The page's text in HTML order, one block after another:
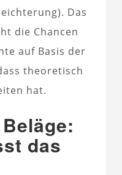
Das
die Chancen
auf Basis der
theoretisch
hat.
das